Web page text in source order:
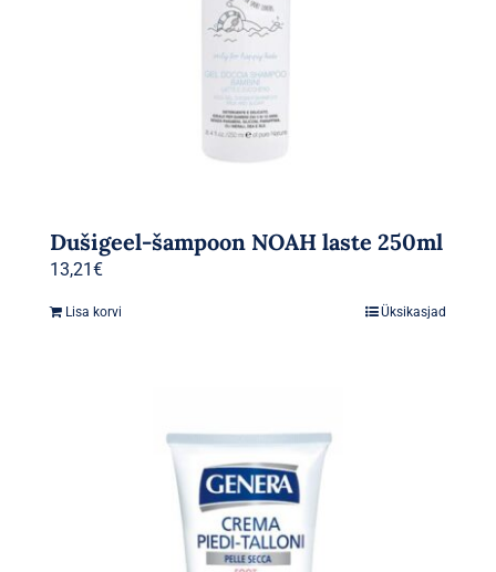
Dušigeel-šampoon NOAH laste 250ml
13,21€
Lisa korvi Üksikasjad